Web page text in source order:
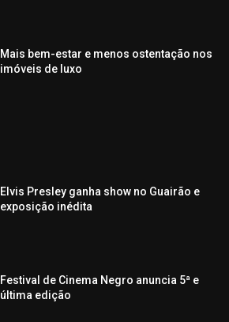
Mais bem-estar e menos ostentação nos
imóveis de luxo
Elvis Presley ganha show no Guairão e
exposição inédita
Festival de Cinema Negro anuncia 5ª e
última edição